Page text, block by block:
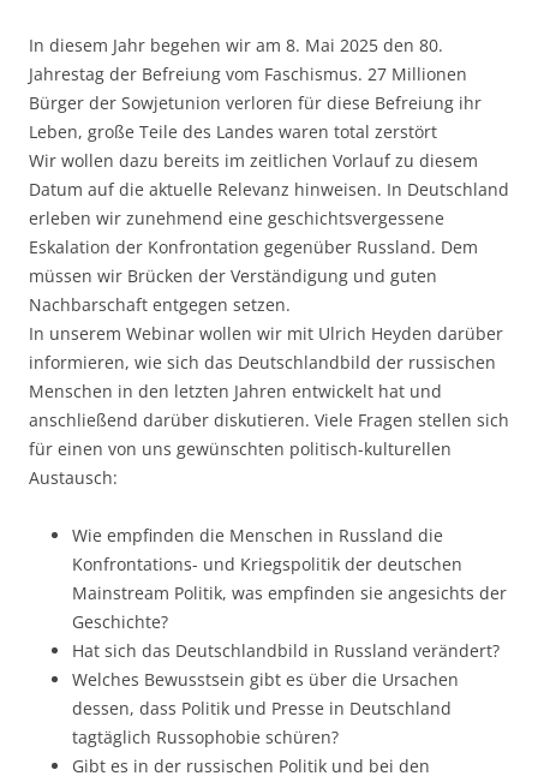
In diesem Jahr begehen wir am 8. Mai 2025 den 80.
Jahrestag der Befreiung vom Faschismus. 27 Millionen
Bürger der Sowjetunion verloren für diese Befreiung ihr
Leben, große Teile des Landes waren total zerstört
Wir wollen dazu bereits im zeitlichen Vorlauf zu diesem
Datum auf die aktuelle Relevanz hinweisen. In Deutschland
erleben wir zunehmend eine geschichtsvergessene
Eskalation der Konfrontation gegenüber Russland. Dem
müssen wir Brücken der Verständigung und guten
Nachbarschaft entgegen setzen.
In unserem Webinar wollen wir mit Ulrich Heyden darüber
informieren, wie sich das Deutschlandbild der russischen
Menschen in den letzten Jahren entwickelt hat und
anschließend darüber diskutieren. Viele Fragen stellen sich
für einen von uns gewünschten politisch-kulturellen
Austausch:
Wie empfinden die Menschen in Russland die
Konfrontations- und Kriegspolitik der deutschen
Mainstream Politik, was empfinden sie angesichts der
Geschichte?
Hat sich das Deutschlandbild in Russland verändert?
Welches Bewusstsein gibt es über die Ursachen
dessen, dass Politik und Presse in Deutschland
tagtäglich Russophobie schüren?
Gibt es in der russischen Politik und bei den